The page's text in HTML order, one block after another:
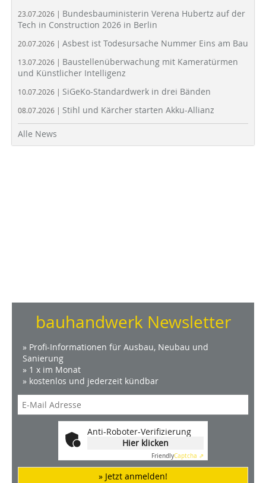
23.07.2026 | Bundesbauministerin Verena Hubertz auf der
Tech in Construction 2026 in Berlin
20.07.2026 | Asbest ist Todesursache Nummer Eins am Bau
13.07.2026 | Baustellenüberwachung mit Kameratürmen
und Künstlicher Intelligenz
10.07.2026 | SiGeKo-Standardwerk in drei Bänden
08.07.2026 | Stihl und Kärcher starten Akku-Allianz
Alle News
bauhandwerk Newsletter
» Profi-Informationen für Ausbau, Neubau und
Sanierung
» 1 x im Monat
» kostenlos und jederzeit kündbar
Anti-Roboter-Verifizierung
Hier klicken
FriendlyCaptcha ⇗
» Jetzt anmelden!